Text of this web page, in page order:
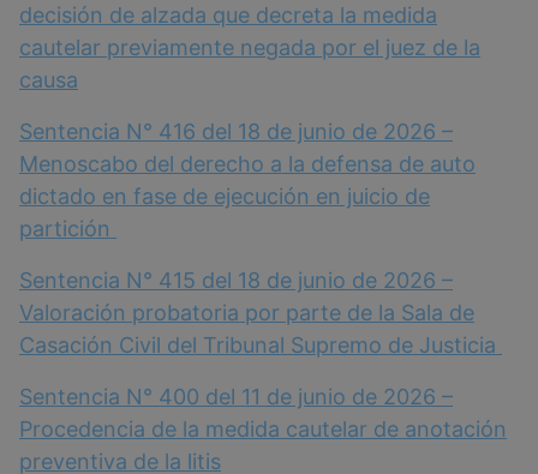
decisión de alzada que decreta la medida
cautelar previamente negada por el juez de la
causa
Sentencia N° 416 del 18 de junio de 2026 –
Menoscabo del derecho a la defensa de auto
dictado en fase de ejecución en juicio de
partición
Sentencia N° 415 del 18 de junio de 2026 –
Valoración probatoria por parte de la Sala de
Casación Civil del Tribunal Supremo de Justicia
Sentencia N° 400 del 11 de junio de 2026 –
Procedencia de la medida cautelar de anotación
preventiva de la litis